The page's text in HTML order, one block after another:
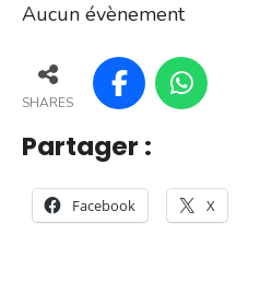
Aucun évènement
SHARES
Partager :
Facebook X